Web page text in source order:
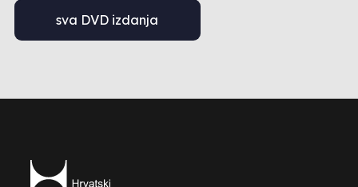
sva DVD izdanja